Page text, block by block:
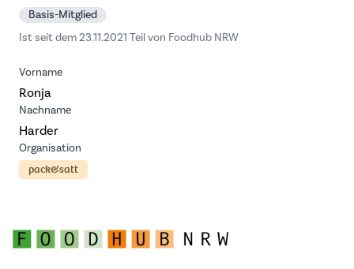
Basis-Mitglied
Ist seit dem 23.11.2021 Teil von Foodhub NRW
Vorname
Ronja
Nachname
Harder
Organisation
pack&satt